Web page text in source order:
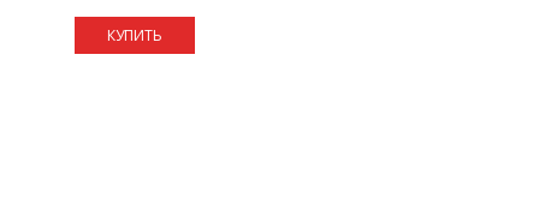
КУПИТЬ